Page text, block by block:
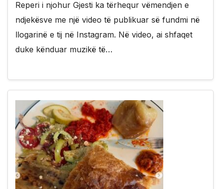
Reperi i njohur Gjesti ka tërhequr vëmendjen e
ndjekësve me një video të publikuar së fundmi në
llogarinë e tij në Instagram. Në video, ai shfaqet
duke kënduar muzikë të…